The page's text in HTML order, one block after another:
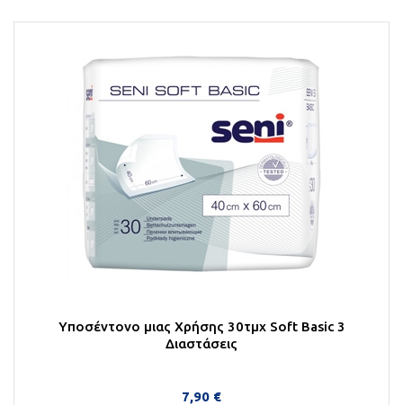
Υποσέντονο μιας Χρήσης 30τμχ Soft Basic 3
Διαστάσεις
7,90 €